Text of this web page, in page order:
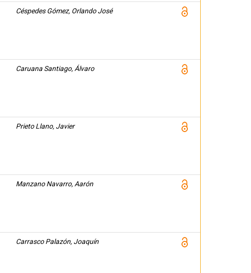
Céspedes Gómez, Orlando José
Caruana Santiago, Álvaro
Prieto Llano, Javier
Manzano Navarro, Aarón
Carrasco Palazón, Joaquín